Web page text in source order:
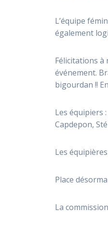
L’équipe
également
Félicitations à
événement.
bigourdan !!
Les équipiers
Capdepon,
Les
Place
La